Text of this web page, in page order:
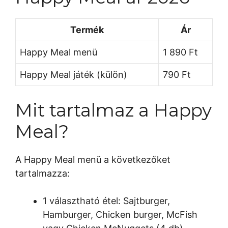
Termék Ár
Happy Meal menü 1 890 Ft
Happy Meal játék (külön) 790 Ft
Mit tartalmaz a Happy
Meal?
A Happy Meal menü a következőket
tartalmazza:
1 választható étel: Sajtburger,
Hamburger, Chicken burger, McFish